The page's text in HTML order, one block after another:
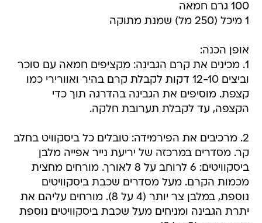
100 גרם חמאה
1 מיכל (250 מל) שמנת מתוקה
אופן הכנה:
1. מכינים את קרם הגבינה: מקציפים חמאה עם סוכר
וביצים 12-10 דקות לקבלת קרם בהיר ואוורירי כמו
קצפת. מוסיפים את הגבינה בהדרגה תוך כדי
הקצפה, עד לקבלת תערובת חלקה.
2. מרכיבים את הפירמידה: טובלים כל ביסקוויט בחלב
קר. מסדרים במרכזה של יריעת נייר אפייה מלבן
ביסקוויטים: 6 לרוחב על 8 לאורך. מורחים מחצית
מכמות הקרם. מעל מסדרים שכבת ביסקוויטים
נוספת, במלבן צר יותר (4 על 8). מורחים עליהם את
יתרת הגבינה ומניחים מעל שכבת ביסקוויטים נוספת 